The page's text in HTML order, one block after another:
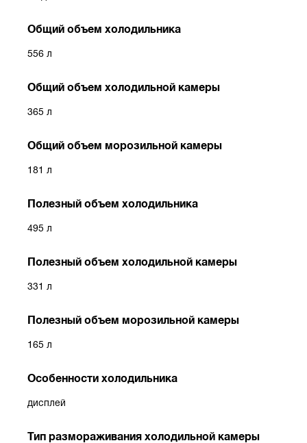
Общий объем холодильника
556 л
Общий объем холодильной камеры
365 л
Общий объем морозильной камеры
181 л
Полезный объем холодильника
495 л
Полезный объем холодильной камеры
331 л
Полезный объем морозильной камеры
165 л
Особенности холодильника
дисплей
Тип размораживания холодильной камеры